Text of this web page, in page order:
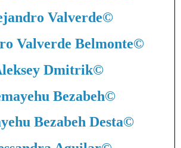
Valverde©
Valverde Belmonte©
Dmitrik©
Bezabeh©
Bezabeh Desta©